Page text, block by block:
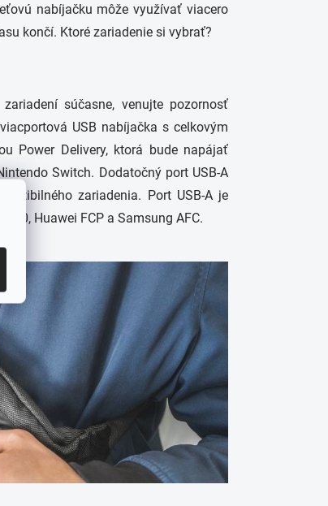
nabíjačku môže využívať viacero
končí. Ktoré zariadenie si vybrať?
súčasne, venujte pozornosť
USB nabíjačka s celkovým
Power Delivery, ktorá bude napájať
Switch. Dodatočný port USB-A
zariadenia. Port USB-A je
Huawei FCP a Samsung AFC.